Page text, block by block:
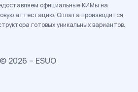
официальные КИМы на
аттестацию. Оплата производится
готовых уникальных вариантов.
© 2026 – ESUO